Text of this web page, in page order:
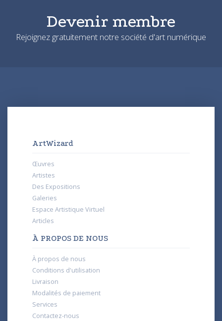
Devenir membre
Rejoignez gratuitement notre société d'art numérique
ArtWizard
Œuvres
Artistes
Des Expositions
Galeries
Espace Artistique Virtuel
Articles
À PROPOS DE NOUS
À propos de nous
Conditions d'utilisation
Livraison
Modalités de paiement
Services
Contactez-nous